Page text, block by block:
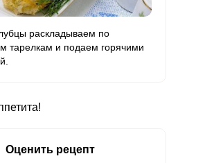
раскладываем по
тарелкам и подаем горячими
Оценить рецепт